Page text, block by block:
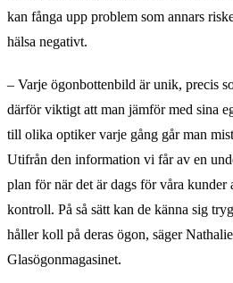
kan fånga upp problem som annars
hälsa negativt.
– Varje ögonbottenbild är unik, precis
därför viktigt att man jämför med sina
till olika optiker varje gång går man
Utifrån den information vi får av en
plan för när det är dags för våra kunder
kontroll. På så sätt kan de känna sig
håller koll på deras ögon, säger
Glasögonmagasinet.